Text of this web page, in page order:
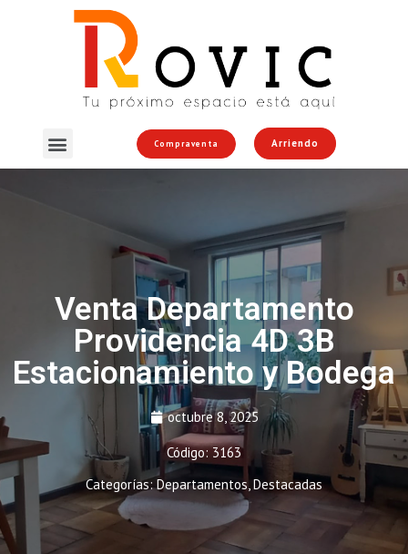
Compraventa Arriendo
Venta Departamento
Providencia 4D 3B
Estacionamiento y Bodega
octubre 8, 2025
Código: 3163
Categorías:Departamentos Destacadas